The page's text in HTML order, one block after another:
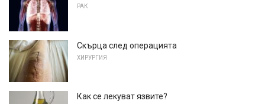
РАК
Скърца след операцията
ХИРУРГИЯ
Как се лекуват язвите?